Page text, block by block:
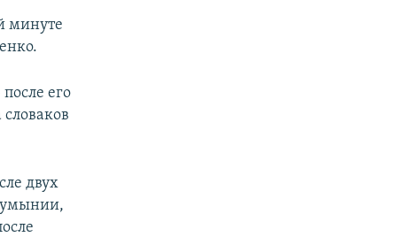
минуте
его
двух